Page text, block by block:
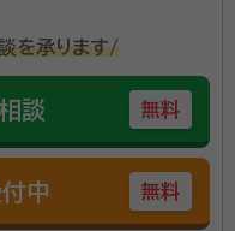
を承ります/
談 無料
中 無料